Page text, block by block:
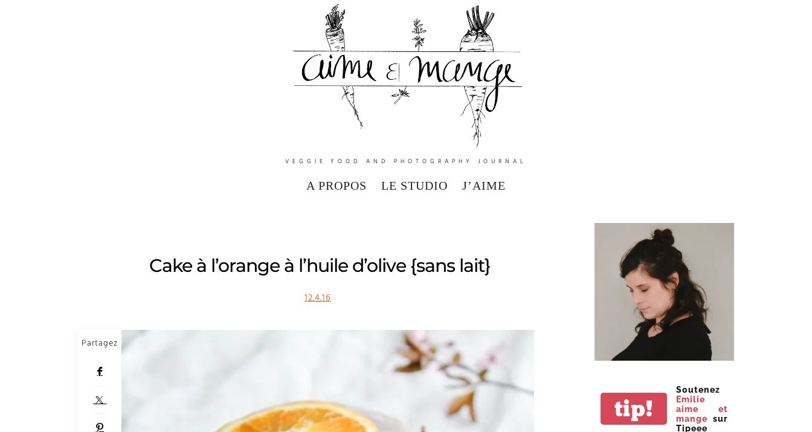
VEGGIE FOOD AND PHOTOGRAPHY JOURNAL
A PROPOS LE STUDIO J’AIME
Cake à l’orange à l’huile d’olive {sans lait}
12.4.16
Partagez
tip!
Soutenez
Emilie
aime et
mange sur
Tipeee